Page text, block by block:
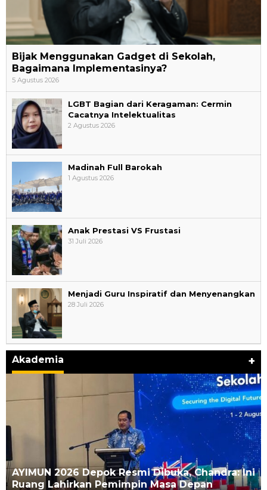
Bijak Menggunakan Gadget di Sekolah,
Bagaimana Implementasinya?
5 Agustus 2026
LGBT Bagian dari Keragaman: Cermin
Cacatnya Intelektualitas
2 Agustus 2026
Madinah Full Barokah
1 Agustus 2026
Anak Prestasi VS Frustasi
31 Juli 2026
Menjadi Guru Inspiratif dan Menyenangkan
28 Juli 2026
Akademia +
AYIMUN 2026 Depok Resmi Dibuka, Chandra: Ini
Ruang Lahirkan Pemimpin Masa Depan